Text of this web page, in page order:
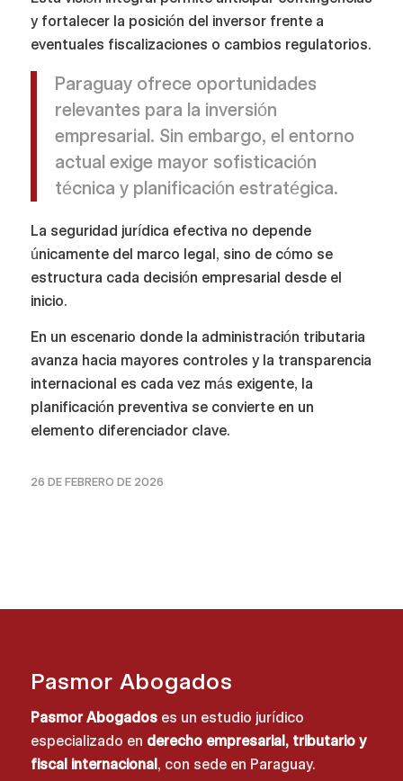
y fortalecer la posición del inversor frente a
eventuales fiscalizaciones o cambios regulatorios.
Paraguay ofrece oportunidades
relevantes para la inversión
empresarial. Sin embargo, el entorno
actual exige mayor sofisticación
técnica y planificación estratégica.
La seguridad jurídica efectiva no depende
únicamente del marco legal, sino de cómo se
estructura cada decisión empresarial desde el
inicio.
En un escenario donde la administración tributaria
avanza hacia mayores controles y la transparencia
internacional es cada vez más exigente, la
planificación preventiva se convierte en un
elemento diferenciador clave.
26 DE FEBRERO DE 2026
Pasmor Abogados
Pasmor Abogadoses un estudio jurídico
especializado en derecho empresarial, tributario y
fiscal internacional, con sede en Paraguay.